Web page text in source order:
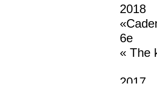
2018
6e
« The
2017